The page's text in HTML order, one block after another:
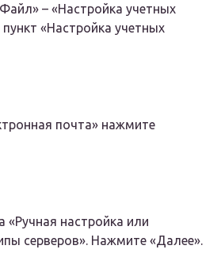
– «Настройка учетных
«Настройка учетных
почта» нажмите
«Ручная настройка или
серверов». Нажмите «Далее».